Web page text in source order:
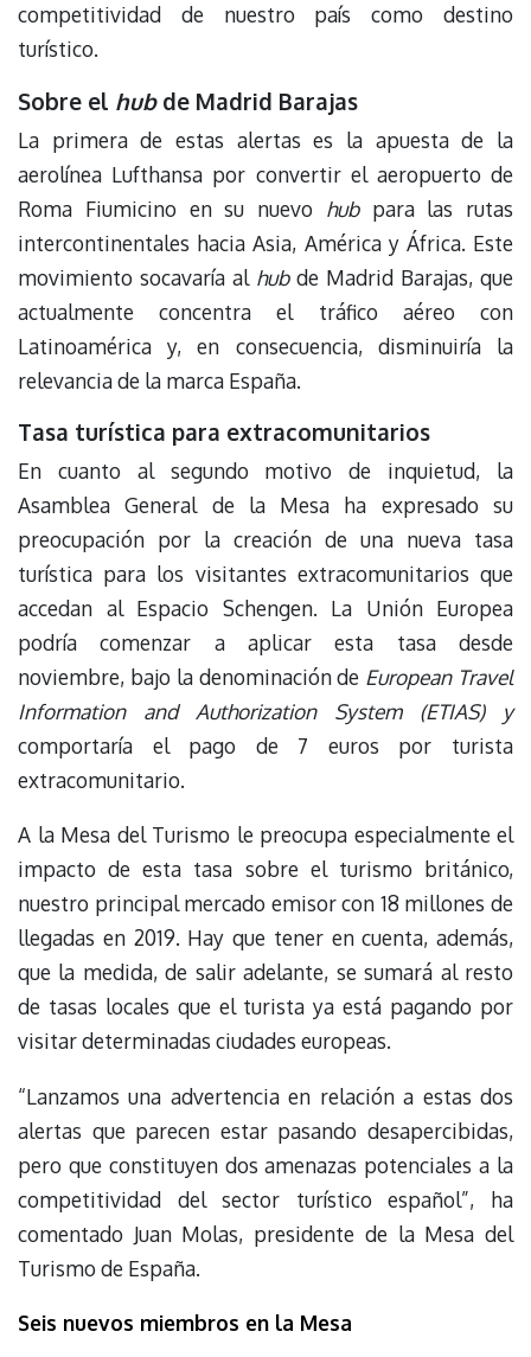
competitividad de nuestro país como destino
turístico.
Sobre el hubde Madrid Barajas
La primera de estas alertas es la apuesta de la
aerolínea Lufthansa por convertir el aeropuerto de
Roma Fiumicino en su nuevo hubpara las rutas
intercontinentales hacia Asia, América y África. Este
movimiento socavaría al hubde Madrid Barajas, que
actualmente concentra el tráfico aéreo con
Latinoamérica y, en consecuencia, disminuiría la
relevancia de la marca España.
Tasa turística para extracomunitarios
En cuanto al segundo motivo de inquietud, la
Asamblea General de la Mesa ha expresado su
preocupación por la creación de una nueva tasa
turística para los visitantes extracomunitarios que
accedan al Espacio Schengen. La Unión Europea
podría comenzar a aplicar esta tasa desde
noviembre, bajo la denominación de European Travel
Information and Authorization System (ETIAS) y
comportaría el pago de 7 euros por turista
extracomunitario.
A la Mesa del Turismo le preocupa especialmente el
impacto de esta tasa sobre el turismo británico,
nuestro principal mercado emisor con 18 millones de
llegadas en 2019. Hay que tener en cuenta, además,
que la medida, de salir adelante, se sumará al resto
de tasas locales que el turista ya está pagando por
visitar determinadas ciudades europeas.
“Lanzamos una advertencia en relación a estas dos
alertas que parecen estar pasando desapercibidas,
pero que constituyen dos amenazas potenciales a la
competitividad del sector turístico español”, ha
comentado Juan Molas, presidente de la Mesa del
Turismo de España.
Seis nuevos miembros en la Mesa